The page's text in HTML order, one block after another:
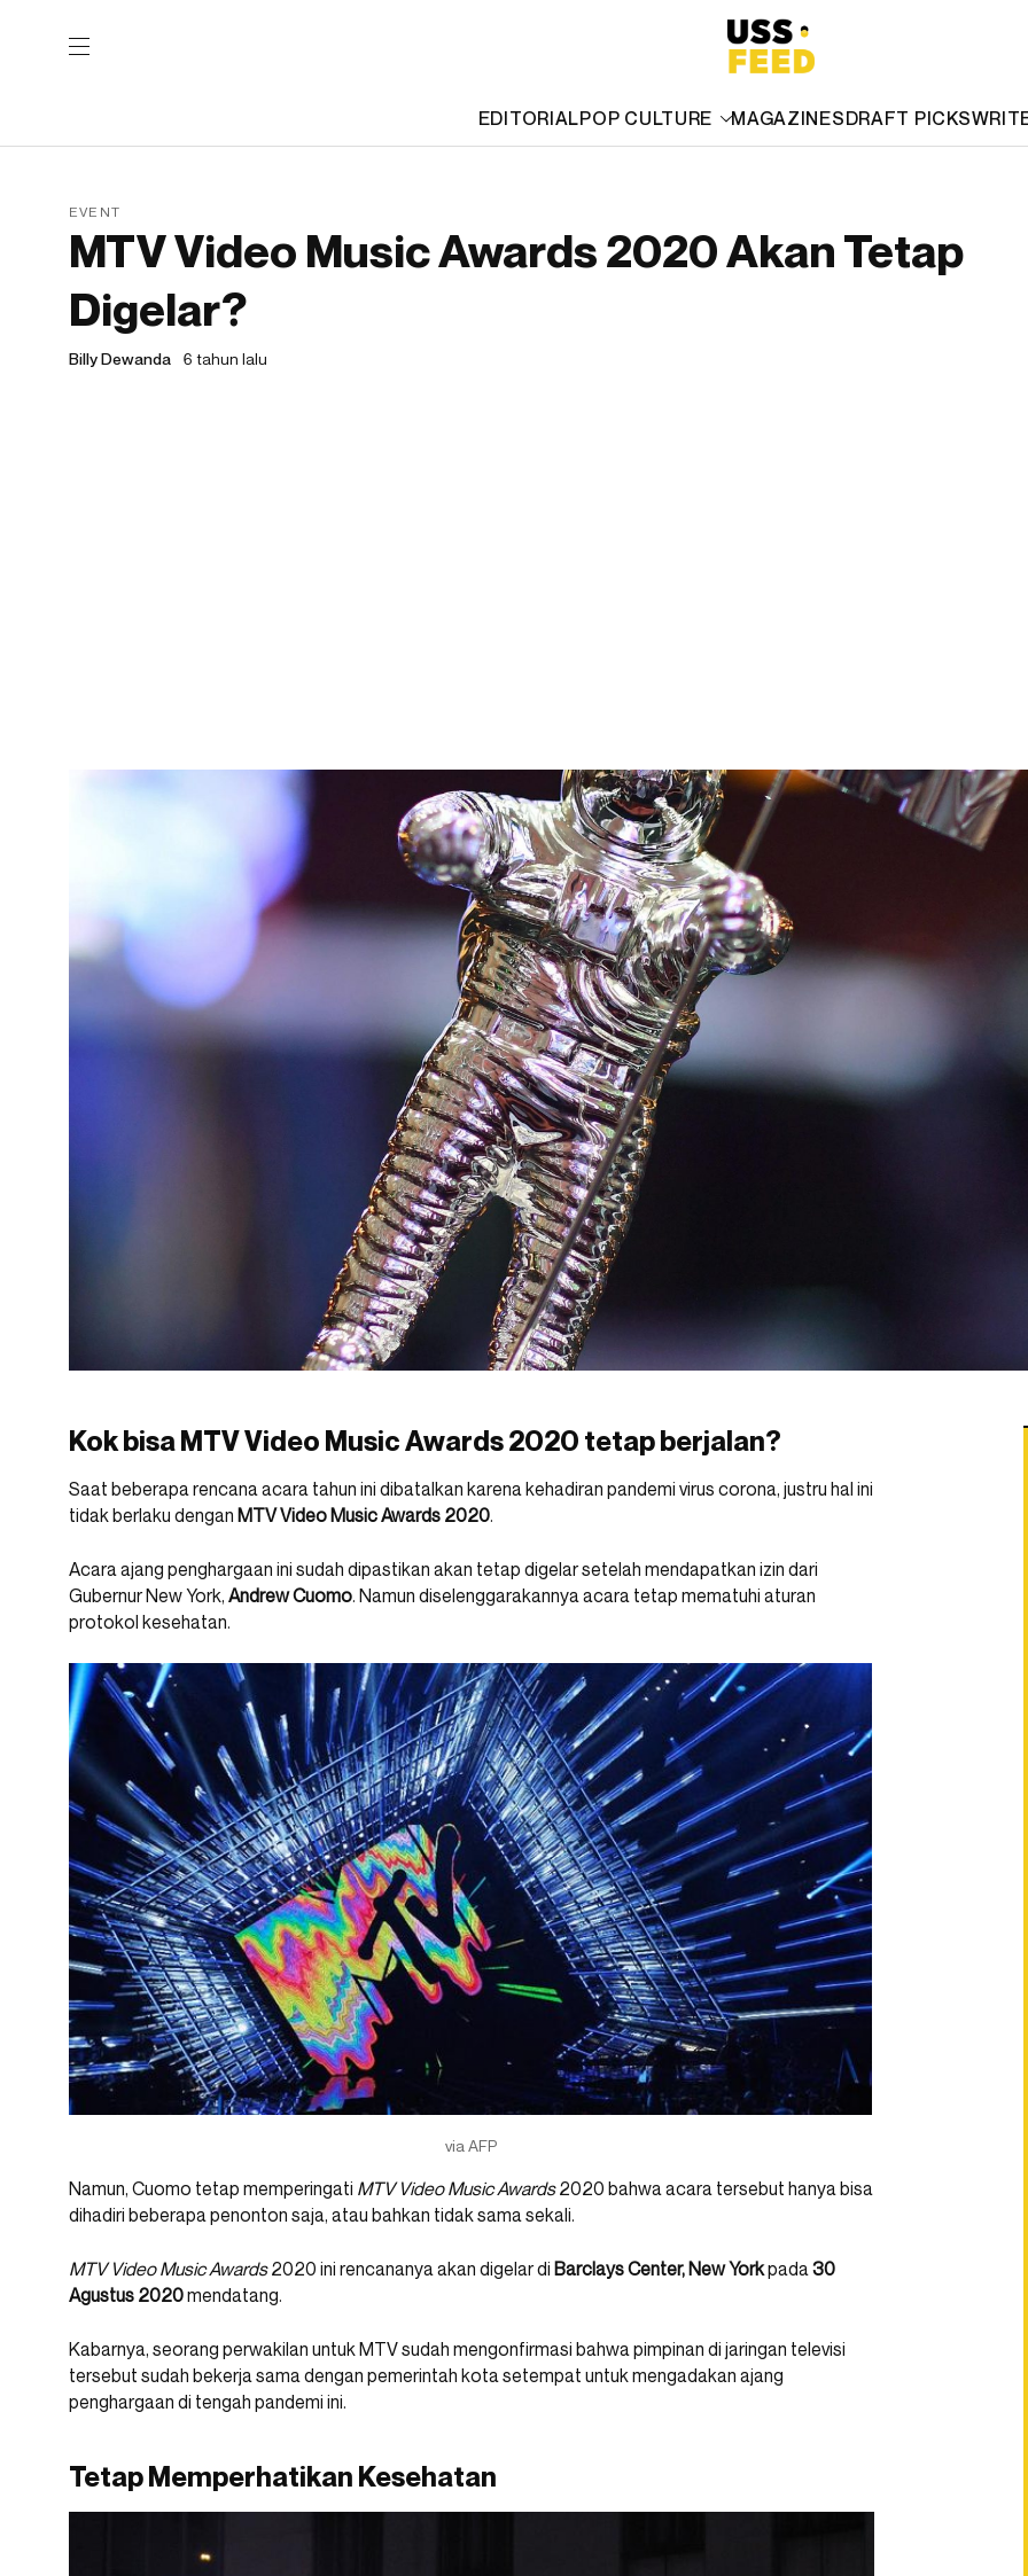
EDITORIALPOP CULTURE MAGAZINESDRAFT PICKS
EVENT
MTV Video Music Awards 2020 Akan Tetap
Digelar?
Billy Dewanda 6 tahun lalu
Kok bisa MTV Video Music Awards 2020 tetap berjalan?
Saat beberapa rencana acara tahun ini dibatalkan karena kehadiran pandemi virus corona, justru hal ini
tidak berlaku dengan MTV Video Music Awards 2020.
Acara ajang penghargaan ini sudah dipastikan akan tetap digelar setelah mendapatkan izin dari
Gubernur New York, Andrew Cuomo. Namun diselenggarakannya acara tetap mematuhi aturan
protokol kesehatan.
via AFP
Namun, Cuomo tetap memperingati MTV Video Music Awards2020 bahwa acara tersebut hanya bisa
dihadiri beberapa penonton saja, atau bahkan tidak sama sekali.
MTV Video Music Awards2020 ini rencananya akan digelar di Barclays Center, New Yorkpada30
Agustus 2020mendatang.
Kabarnya, seorang perwakilan untuk MTV sudah mengonfirmasi bahwa pimpinan di jaringan televisi
tersebut sudah bekerja sama dengan pemerintah kota setempat untuk mengadakan ajang
penghargaan di tengah pandemi ini.
Tetap Memperhatikan Kesehatan